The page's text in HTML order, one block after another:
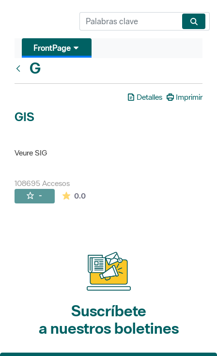
FrontPage
G
Detalles Imprimir
GIS
Veure SIG
108695 Accesos
- 0.0La valoración media es de 0 estrellas de
Suscríbete
a nuestros boletines